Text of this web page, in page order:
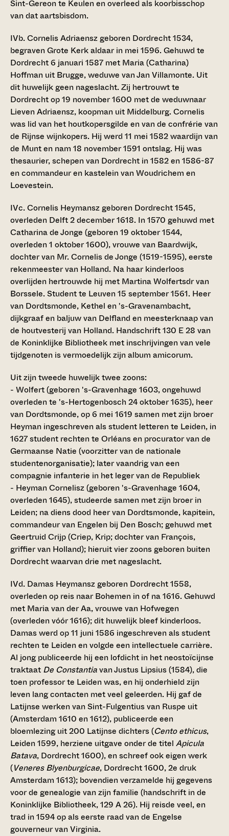
Sint-Gereon te Keulen en overleed als koorbisschop
van dat aartsbisdom.
IVb. Cornelis Adriaensz geboren Dordrecht 1534,
begraven Grote Kerk aldaar in mei 1596. Gehuwd te
Dordrecht 6 januari 1587 met Maria (Catharina)
Hoffman uit Brugge, weduwe van Jan Villamonte. Uit
dit huwelijk geen nageslacht. Zij hertrouwt te
Dordrecht op 19 november 1600 met de weduwnaar
Lieven Adriaensz, koopman uit Middelburg. Cornelis
was lid van het houtkopersgilde en van de confrérie van
de Rijnse wijnkopers. Hij werd 11 mei 1582 waardijn van
de Munt en nam 18 november 1591 ontslag. Hij was
thesaurier, schepen van Dordrecht in 1582 en 1586-87
en commandeur en kastelein van Woudrichem en
Loevestein.
IVc. Cornelis Heymansz geboren Dordrecht 1545,
overleden Delft 2 december 1618. In 1570 gehuwd met
Catharina de Jonge (geboren 19 oktober 1544,
overleden 1 oktober 1600), vrouwe van Baardwijk,
dochter van Mr. Cornelis de Jonge (1519-1595), eerste
rekenmeester van Holland. Na haar kinderloos
overlijden hertrouwde hij met Martina Wolfertsdr van
Borssele. Student te Leuven 15 september 1561. Heer
van Dordtsmonde, Kethel en 's-Gravenambacht,
dijkgraaf en baljuw van Delfland en meesterknaap van
de houtvesterij van Holland. Handschrift 130 E 28 van
de Koninklijke Bibliotheek met inschrijvingen van vele
tijdgenoten is vermoedelijk zijn album amicorum.
Uit zijn tweede huwelijk twee zoons:
- Wolfert (geboren 's-Gravenhage 1603, ongehuwd
overleden te 's-Hertogenbosch 24 oktober 1635), heer
van Dordtsmonde, op 6 mei 1619 samen met zijn broer
Heyman ingeschreven als student letteren te Leiden, in
1627 student rechten te Orléans en procurator van de
Germaanse Natie (voorzitter van de nationale
studentenorganisatie); later vaandrig van een
compagnie infanterie in het leger van de Republiek
- Heyman Cornelisz (geboren 's-Gravenhage 1604,
overleden 1645), studeerde samen met zijn broer in
Leiden; na diens dood heer van Dordtsmonde, kapitein,
commandeur van Engelen bij Den Bosch; gehuwd met
Geertruid Crijp (Criep, Krip; dochter van François,
griffier van Holland); hieruit vier zoons geboren buiten
Dordrecht waarvan drie met nageslacht.
IVd. Damas Heymansz geboren Dordrecht 1558,
overleden op reis naar Bohemen in of na 1616. Gehuwd
met Maria van der Aa, vrouwe van Hofwegen
(overleden vóór 1616); dit huwelijk bleef kinderloos.
Damas werd op 11 juni 1586 ingeschreven als student
rechten te Leiden en volgde een intellectuele carrière.
Al jong publiceerde hij een lofdicht in het neostoïcijnse
traktaat De Constantiavan Justus Lipsius (1584), die
toen professor te Leiden was, en hij onderhield zijn
leven lang contacten met veel geleerden. Hij gaf de
Latijnse werken van Sint-Fulgentius van Ruspe uit
(Amsterdam 1610 en 1612), publiceerde een
bloemlezing uit 200 Latijnse dichters (Cento ethicus,
Leiden 1599, herziene uitgave onder de titel Apicula
Batava, Dordrecht 1600), en schreef ook eigen werk
(Veneres Blyenburgicae, Dordrecht 1600, 2e druk
Amsterdam 1613); bovendien verzamelde hij gegevens
voor de genealogie van zijn familie (handschrift in de
Koninklijke Bibliotheek, 129 A 26). Hij reisde veel, en
trad in 1594 op als eerste raad van de Engelse
gouverneur van Virginia.